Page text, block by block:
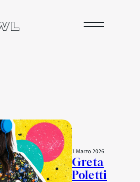
1 Marzo 2026
Greta
Poletti